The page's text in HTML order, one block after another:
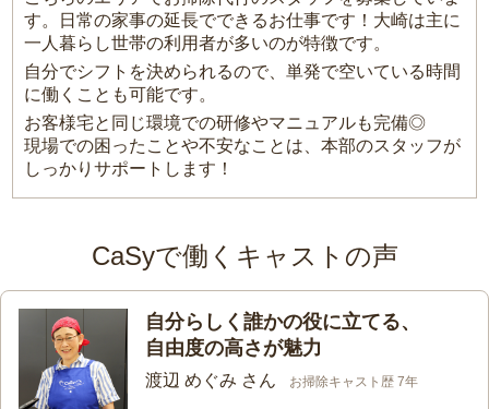
す。日常の家事の延長でできるお仕事です！大崎は主に
一人暮らし世帯の利用者が多いのが特徴です。
自分でシフトを決められるので、単発で空いている時間
に働くことも可能です。
お客様宅と同じ環境での研修やマニュアルも完備◎
現場での困ったことや不安なことは、本部のスタッフが
しっかりサポートします！
CaSyで働くキャストの声
自分らしく誰かの役に立てる、
自由度の高さが魅力
渡辺 めぐみ さん お掃除キャスト歴 7年